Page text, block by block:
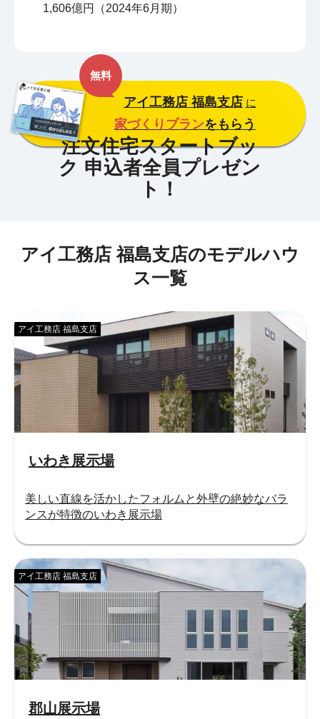
1,606億円（2024年6月期）
無料
アイ工務店 福島支店 に
家づくりプランをもらう
アイ工務店 福島支店のモデルハウ
ス一覧
いわき展示場
アイ工務店 福島支店
美しい直線を活かしたフォルムと外壁の絶妙なバラ
ンスが特徴のいわき展示場
郡山展示場
アイ工務店 福島支店